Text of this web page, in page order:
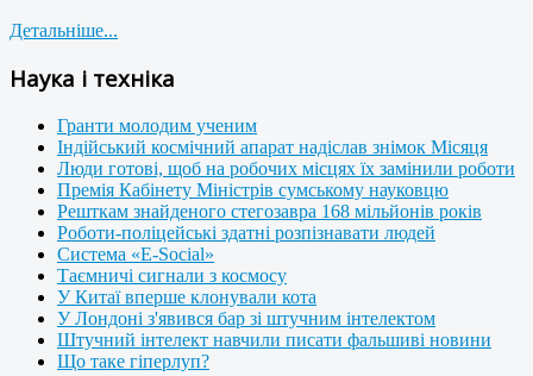
Детальніше...
Наука і техніка
Гранти молодим ученим
Індійський космічний апарат надіслав знімок Місяця
Люди готові, щоб на робочих місцях їх замінили роботи
Премія Кабінету Міністрів сумському науковцю
Решткам знайденого стегозавра 168 мільйонів років
Роботи-поліцейські здатні розпізнавати людей
Система «E-Social»
Таємничі сигнали з космосу
У Китаї вперше клонували кота
У Лондоні з'явився бар зі штучним інтелектом
Штучний інтелект навчили писати фальшиві новини
Що таке гіперлуп?